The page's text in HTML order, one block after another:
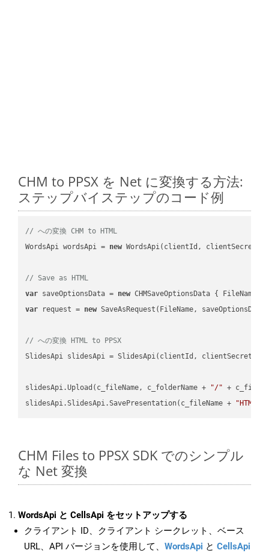
CHM to PPSX を Net に変換する方法:
ステップバイステップのコード例
// への変換 CHM to HTML
WordsApi wordsApi = new WordsApi(clientId, clientSecret);
// Save as HTML
var saveOptionsData = new CHMSaveOptionsData { FileName =
var request = new SaveAsRequest(FileName,
// への変換 HTML to PPSX
SlidesApi slidesApi = SlidesApi(clientId, clientSecret);
slidesApi.Upload(c_fileName, c_folderName + "/" +
slidesApi.SlidesApi.SavePresentation(c_fileName +
"HTML"
CHM Files to PPSX SDK でのシンプル
な Net 変換
WordsApi と CellsApi をセットアップする
クライアント ID、クライアント シークレット、ベース
URL、API バージョンを使用して、 WordsApi と CellsApi